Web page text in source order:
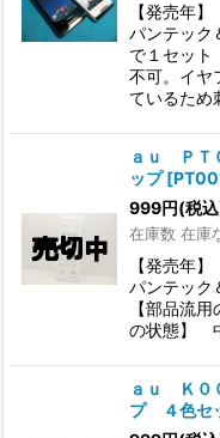
【発売
パンテッ
で１セッ
不可。イヤ
ているため
ａｕ ＰＴ
ップ [
999円(税
在庫数 在庫
【発売
パンテッ
【部品流
の状態】
ａｕ Ｋ０
プ ４色セ